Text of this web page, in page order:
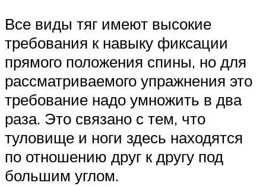
Все виды тяг имеют высокие
требования к навыку фиксации
прямого положения спины, но для
рассматриваемого упражнения это
требование надо умножить в два
раза. Это связано с тем, что
туловище и ноги здесь находятся
по отношению друг к другу под
большим углом.